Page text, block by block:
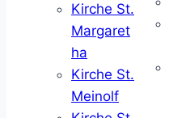
Kirche St.
Margaret
ha
Kirche St.
Meinolf